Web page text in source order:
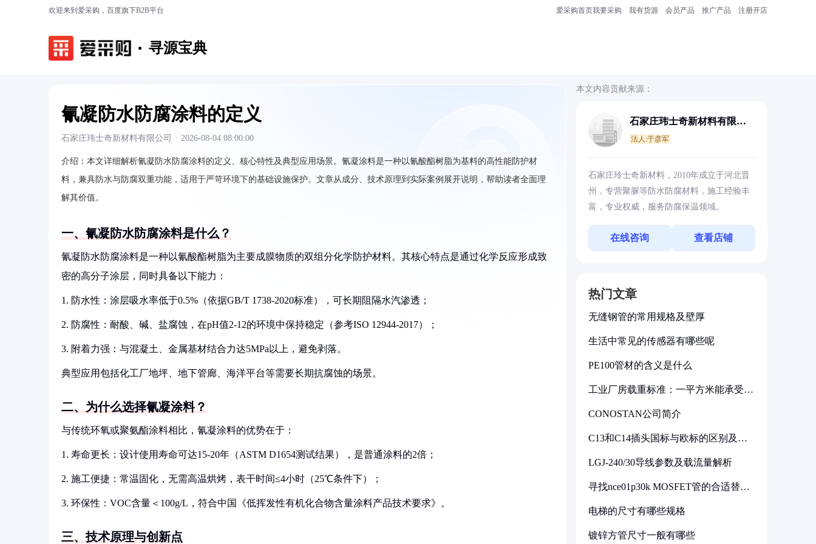
欢迎来到爱采购，百度旗下B2B平台 爱采购首页我要采购 我有货源 会员产品 推广产品 注册开店
寻源宝典
氰凝防水防腐涂料的定义
石家庄玮士奇新材料有限公司 · 2026-08-04 08:00:00
介绍： 本文详细解析氰凝防水防腐涂料的定义、核心特性及典型应用场景。氰凝涂料是一种以氰酸酯树脂为基料的高性能防护材
料，兼具防水与防腐双重功能，适用于严苛环境下的基础设施保护。文章从成分、技术原理到实际案例展开说明，帮助读者全面理
解其价值。
一、氰凝防水防腐涂料是什么？
氰凝防水防腐涂料是一种以氰酸酯树脂为主要成膜物质的双组分化学防护材料。其核心特点是通过化学反应形成致
密的高分子涂层，同时具备以下能力：
1. 防水性：涂层吸水率低于0.5%（依据GB/T 1738-2020标准），可长期阻隔水汽渗透；
2. 防腐性：耐酸、碱、盐腐蚀，在pH值2-12的环境中保持稳定（参考ISO 12944-2017）；
3. 附着力强：与混凝土、金属基材结合力达5MPa以上，避免剥落。
典型应用包括化工厂地坪、地下管廊、海洋平台等需要长期抗腐蚀的场景。
二、为什么选择氰凝涂料？
与传统环氧或聚氨酯涂料相比，氰凝涂料的优势在于：
1. 寿命更长：设计使用寿命可达15-20年（ASTM D1654测试结果），是普通涂料的2倍；
2. 施工便捷：常温固化，无需高温烘烤，表干时间≤4小时（25℃条件下）；
3. 环保性：VOC含量＜100g/L，符合中国《低挥发性有机化合物含量涂料产品技术要求》。
三、技术原理与创新点
本文内容贡献来源：
石家庄玮士奇新材料有限公
法人:于彦军
石家庄玲士奇新材料，2010年成立于河北晋
州，专营聚脲等防水防腐材料，施工经验丰
富，专业权威，服务防腐保温领域。
在线咨询 查看店铺
热门文章
无缝钢管的常用规格及壁厚
生活中常见的传感器有哪些呢
PE100管材的含义是什么
工业厂房载重标准：一平方米能承受多
CONOSTAN公司简介
C13和C14插头国标与欧标的区别及其
LGJ-240/30导线参数及载流量解析
寻找nce01p30k MOSFET管的合适替代
电梯的尺寸有哪些规格
镀锌方管尺寸一般有哪些